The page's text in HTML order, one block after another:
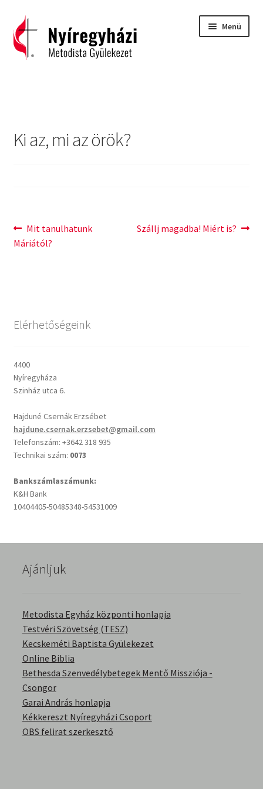
Ugrás
a
navigációhoz
Kilépés
a
tartalomba
Menü
2016 – Igehirdetések
C. H. Spurgeon: Isten ígéreteinek tárháza
Cseri Kálmán: A kegyelem harmatja
Oswald Chambers: Krisztus mindenek felett
Mindennapi kenyerünk
Alkalmaink
Bemutatkozás
Elérhetőségek
English Bible Talks with Granville Pillar
Képek
Kitekintés
Könyvtár
Család-Házasság
Életrajzok-Regények
Ki az, mi az örök?
Bejegyzés
navigáció
Previous
post:
Mit tanulhatunk
Máriától?
Next
Szállj magadba! Miért is?
Elérhetőségeink
4400
Nyíregyháza
Szinház utca 6.
Hajduné Csernák Erzsébet
hajdune.csernak.erzsebet@gmail.com
Telefonszám: +3642 318 935
Technikai szám: 0073
Bankszámlaszámunk:
K&H Bank
10404405-50485348-54531009
Ajánljuk
Metodista Egyház központi honlapja
Testvéri Szövetség (TESZ)
Kecskeméti Baptista Gyülekezet
Online Biblia
Bethesda Szenvedélybetegek Mentő Missziója -
Csongor
Garai András honlapja
Kékkereszt Nyíregyházi Csoport
OBS felirat szerkesztő